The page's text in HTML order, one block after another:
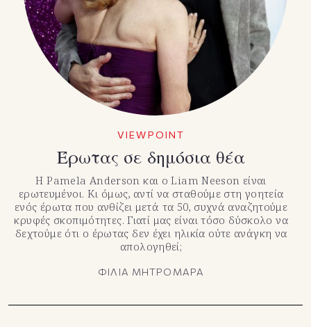
VIEWPOINT
Έρωτας σε δημόσια θέα
Η Pamela Anderson και ο Liam Neeson είναι
ερωτευμένοι. Κι όμως, αντί να σταθούμε στη γοητεία
ενός έρωτα που ανθίζει μετά τα 50, συχνά αναζητούμε
κρυφές σκοπιμότητες. Γιατί μας είναι τόσο δύσκολο να
δεχτούμε ότι ο έρωτας δεν έχει ηλικία ούτε ανάγκη να
απολογηθεί;
ΦΙΛΙΑ ΜΗΤΡΟΜΑΡΑ